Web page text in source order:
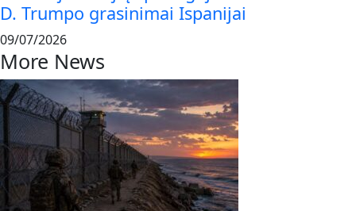
D. Trumpo grasinimai Ispanijai
09/07/2026
More News